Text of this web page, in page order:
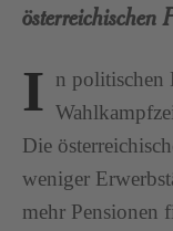
österreichischen
I n politischen
Die
weniger
mehr Pensionen